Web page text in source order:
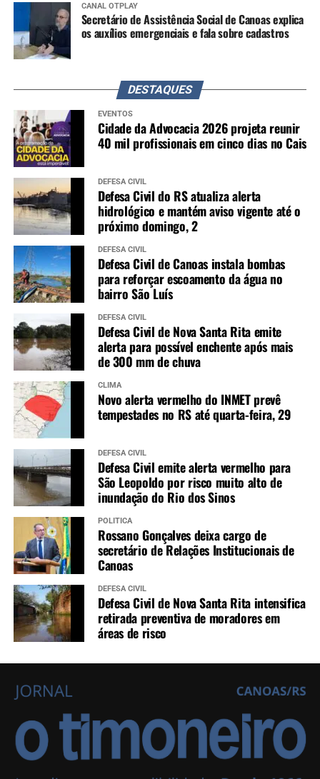
CANAL OTPLAY
Secretário de Assistência Social de Canoas explica
os auxílios emergenciais e fala sobre cadastros
DESTAQUES
EVENTOS
Cidade da Advocacia 2026 projeta reunir
40 mil profissionais em cinco dias no Cais
DEFESA CIVIL
Defesa Civil do RS atualiza alerta
hidrológico e mantém aviso vigente até o
próximo domingo, 2
DEFESA CIVIL
Defesa Civil de Canoas instala bombas
para reforçar escoamento da água no
bairro São Luís
DEFESA CIVIL
Defesa Civil de Nova Santa Rita emite
alerta para possível enchente após mais
de 300 mm de chuva
CLIMA
Novo alerta vermelho do INMET prevê
tempestades no RS até quarta-feira, 29
DEFESA CIVIL
Defesa Civil emite alerta vermelho para
São Leopoldo por risco muito alto de
inundação do Rio dos Sinos
POLÍTICA
Rossano Gonçalves deixa cargo de
secretário de Relações Institucionais de
Canoas
DEFESA CIVIL
Defesa Civil de Nova Santa Rita intensifica
retirada preventiva de moradores em
áreas de risco